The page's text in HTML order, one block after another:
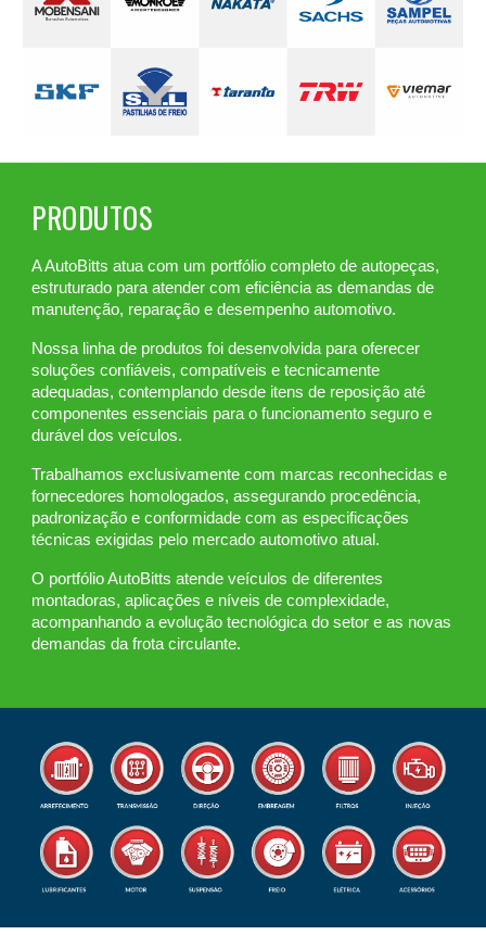
PRODUTOS
A AutoBitts atua com um portfólio completo de autopeças,
estruturado para atender com eficiência as demandas de
manutenção, reparação e desempenho automotivo.
Nossa linha de produtos foi desenvolvida para oferecer
soluções confiáveis, compatíveis e tecnicamente
adequadas, contemplando desde itens de reposição até
componentes essenciais para o funcionamento seguro e
durável dos veículos.
Trabalhamos exclusivamente com marcas reconhecidas e
fornecedores homologados, assegurando procedência,
padronização e conformidade com as especificações
técnicas exigidas pelo mercado automotivo atual.
O portfólio AutoBitts atende veículos de diferentes
montadoras, aplicações e níveis de complexidade,
acompanhando a evolução tecnológica do setor e as novas
demandas da frota circulante.